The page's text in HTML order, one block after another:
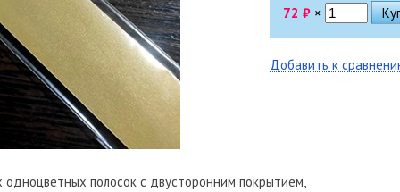
72 ₽ ×
Добавить к
полосок с двусторонним покрытием,